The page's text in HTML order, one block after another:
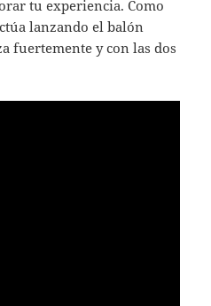
tu experiencia. Como
lanzando el balón
fuertemente y con las dos